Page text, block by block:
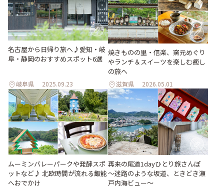
名古屋から日帰り旅へ♪愛知・岐
阜・静岡のおすすめスポット6選
岐阜県 2025.09.23
焼きものの里・信楽、窯元めぐり
やランチ＆スイーツを楽しむ癒し
の旅へ
滋賀県 2026.05.01
ムーミンバレーパークや発酵スポ
ットなど♪ 北欧時間が流れる飯能
へおでかけ
再来の尾道1dayひとり旅さんぽ
～迷路のような坂道、ときどき瀬
戸内海ビュー～